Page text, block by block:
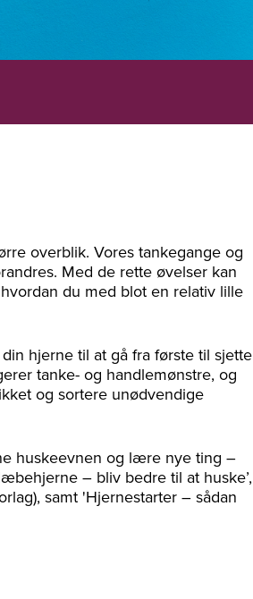
overblik. Vores tankegange og
Med de rette øvelser kan
du med blot en relativ lille
hjerne til at gå fra første til sjette
tanke- og handlemønstre, og
og sortere unødvendige
huskeevnen og lære nye ting –
– bliv bedre til at huske’,
samt 'Hjernestarter – sådan